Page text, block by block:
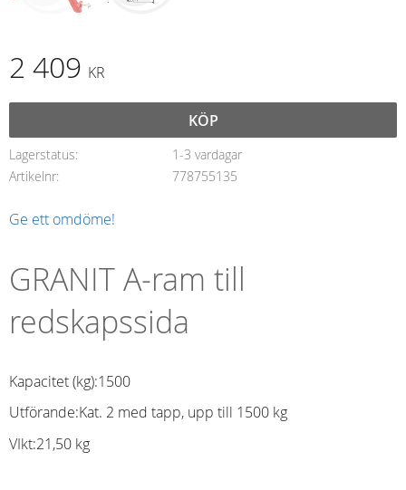
2 409 KR
KÖP
Lagerstatus
1-3 vardagar
Artikelnr
778755135
Ge ett omdöme!
GRANIT A-ram till
redskapssida
Kapacitet (kg):1500
Utförande:Kat. 2 med tapp, upp till 1500 kg
VIkt:21,50 kg